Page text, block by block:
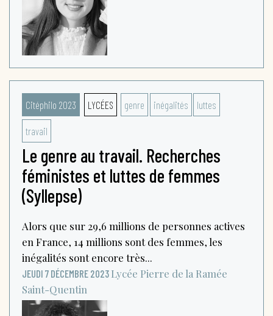
Citéphilo 2023 LYCÉES genre inégalités luttes
travail
Le genre au travail. Recherches
féministes et luttes de femmes
(Syllepse)
Alors que sur 29,6 millions de personnes actives
en France, 14 millions sont des femmes, les
inégalités sont encore très...
JEUDI 7 DÉCEMBRE 2023 Lycée Pierre de la Ramée
Saint-Quentin